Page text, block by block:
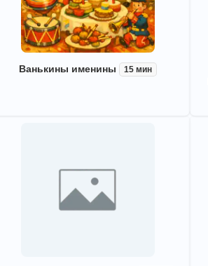
Ванькины именины 15 мин